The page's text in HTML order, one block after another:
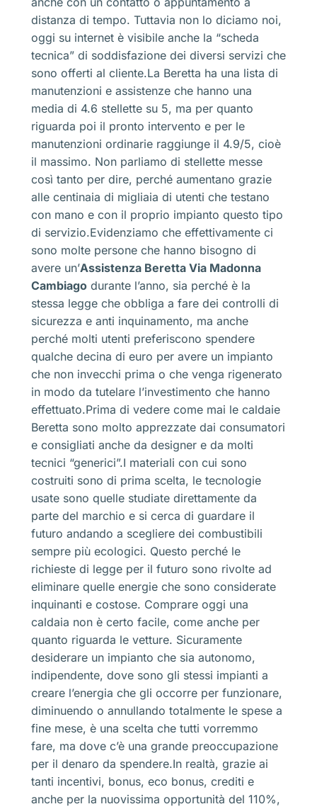
distanza di tempo. Tuttavia non lo diciamo noi,
oggi su internet è visibile anche la “scheda
tecnica” di soddisfazione dei diversi servizi che
sono offerti al cliente.La Beretta ha una lista di
manutenzioni e assistenze che hanno una
media di 4.6 stellette su 5, ma per quanto
riguarda poi il pronto intervento e per le
manutenzioni ordinarie raggiunge il 4.9/5, cioè
il massimo. Non parliamo di stellette messe
così tanto per dire, perché aumentano grazie
alle centinaia di migliaia di utenti che testano
con mano e con il proprio impianto questo tipo
di servizio.Evidenziamo che effettivamente ci
sono molte persone che hanno bisogno di
avere un’Assistenza Beretta Via Madonna
Cambiago durante l’anno, sia perché è la
stessa legge che obbliga a fare dei controlli di
sicurezza e anti inquinamento, ma anche
perché molti utenti preferiscono spendere
qualche decina di euro per avere un impianto
che non invecchi prima o che venga rigenerato
in modo da tutelare l’investimento che hanno
effettuato.Prima di vedere come mai le caldaie
Beretta sono molto apprezzate dai consumatori
e consigliati anche da designer e da molti
tecnici “generici”.I materiali con cui sono
costruiti sono di prima scelta, le tecnologie
usate sono quelle studiate direttamente da
parte del marchio e si cerca di guardare il
futuro andando a scegliere dei combustibili
sempre più ecologici. Questo perché le
richieste di legge per il futuro sono rivolte ad
eliminare quelle energie che sono considerate
inquinanti e costose. Comprare oggi una
caldaia non è certo facile, come anche per
quanto riguarda le vetture. Sicuramente
desiderare un impianto che sia autonomo,
indipendente, dove sono gli stessi impianti a
creare l’energia che gli occorre per funzionare,
diminuendo o annullando totalmente le spese a
fine mese, è una scelta che tutti vorremmo
fare, ma dove c’è una grande preoccupazione
per il denaro da spendere.In realtà, grazie ai
tanti incentivi, bonus, eco bonus, crediti e
anche per la nuovissima opportunità del 110%,